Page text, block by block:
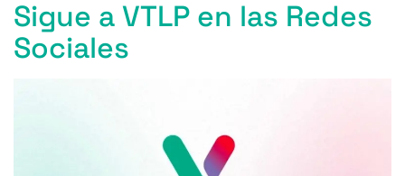
Sigue a VTLP en las Redes
Sociales